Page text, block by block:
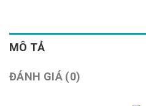
MÔ TẢ
ĐÁNH GIÁ (0)